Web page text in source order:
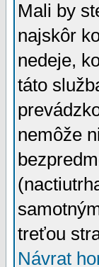
Mali by
najskôr
nedeje,
táto
nemôže
treťou
Návrat